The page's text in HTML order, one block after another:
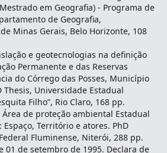
em Geografia) - Programa de
de Geografia,
Minas Gerais, Belo Horizonte, 108
e geotecnologias na definição
Permanente e das Reservas
do Córrego das Posses, Município
Thesis, Universidade Estadual
Filho”, Rio Claro, 168 pp.
de proteção ambiental Estadual
Espaço, Território e atores. PhD
Fluminense, Niterói, 288 pp.
01 de setembro de 1995. Declara de